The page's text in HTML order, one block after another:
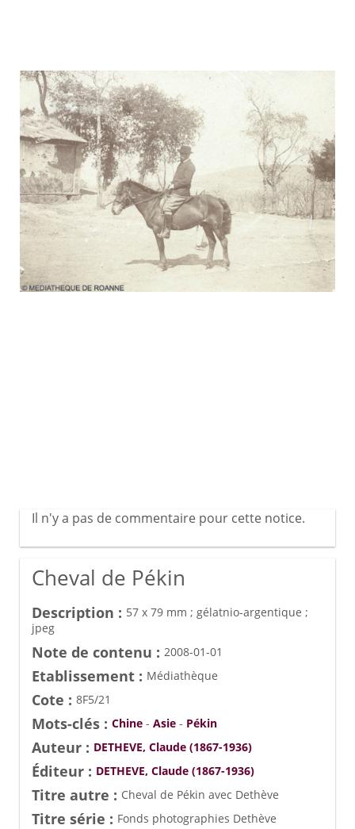
Il n'y a pas de commentaire pour cette notice.
Cheval de Pékin
Description : 57 x 79 mm ; gélatnio-argentique ;
jpeg
Note de contenu : 2008-01-01
Etablissement : Médiathèque
Cote : 8F5/21
Mots-clés : Chine - Asie - Pékin
Auteur : DETHEVE, Claude (1867-1936)
Éditeur : DETHEVE, Claude (1867-1936)
Titre autre : Cheval de Pékin avec Dethève
Titre série : Fonds photographies Dethève